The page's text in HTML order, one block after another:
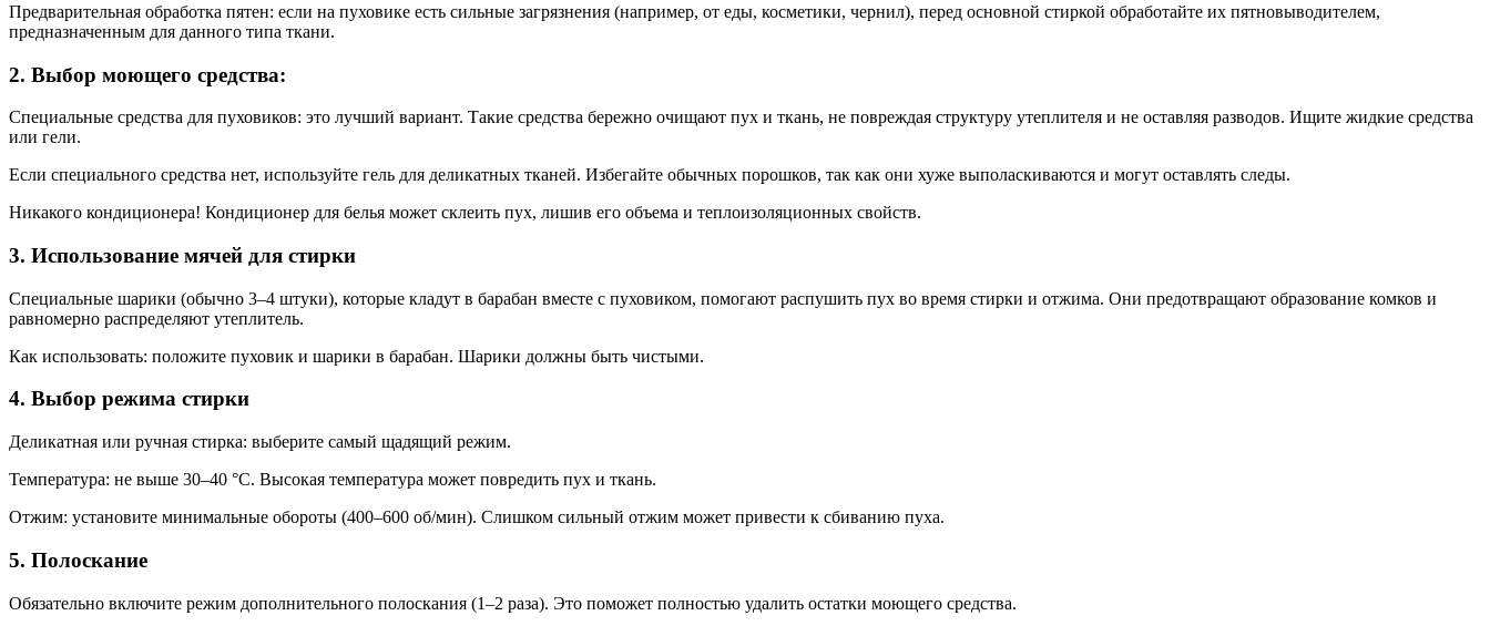
Предварительная обработка пятен: если на пуховике есть сильные загрязнения (например, от еды, косметики, чернил), перед основной стиркой обработайте их пятновыводителем,
предназначенным для данного типа ткани.
2. Выбор моющего средства:
Специальные средства для пуховиков: это лучший вариант. Такие средства бережно очищают пух и ткань, не повреждая структуру утеплителя и не оставляя разводов. Ищите жидкие средства
или гели.
Если специального средства нет, используйте гель для деликатных тканей. Избегайте обычных порошков, так как они хуже выполаскиваются и могут оставлять следы.
Никакого кондиционера! Кондиционер для белья может склеить пух, лишив его объема и теплоизоляционных свойств.
3. Использование мячей для стирки
Специальные шарики (обычно 3–4 штуки), которые кладут в барабан вместе с пуховиком, помогают распушить пух во время стирки и отжима. Они предотвращают образование комков и
равномерно распределяют утеплитель.
Как использовать: положите пуховик и шарики в барабан. Шарики должны быть чистыми.
4. Выбор режима стирки
Деликатная или ручная стирка: выберите самый щадящий режим.
Температура: не выше 30–40 °C. Высокая температура может повредить пух и ткань.
Отжим: установите минимальные обороты (400–600 об/мин). Слишком сильный отжим может привести к сбиванию пуха.
5. Полоскание
Обязательно включите режим дополнительного полоскания (1–2 раза). Это поможет полностью удалить остатки моющего средства.